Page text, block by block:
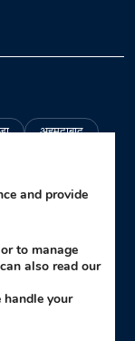
अहमदाबाद
Road, Aundh,
and provide
to manage
can also read our
your